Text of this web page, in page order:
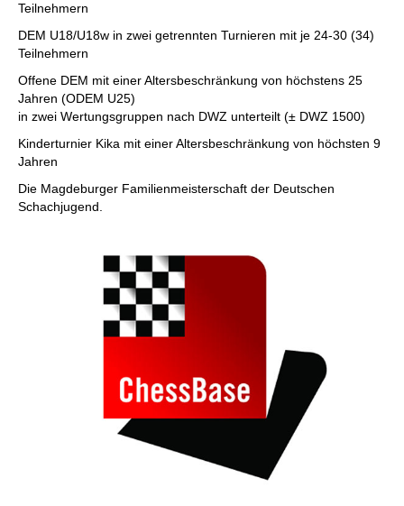
Teilnehmern
DEM U18/U18w in zwei getrennten Turnieren mit je 24-30 (34)
Teilnehmern
Offene DEM mit einer Altersbeschränkung von höchstens 25
Jahren (ODEM U25)
in zwei Wertungsgruppen nach DWZ unterteilt (± DWZ 1500)
Kinderturnier Kika mit einer Altersbeschränkung von höchsten 9
Jahren
Die Magdeburger Familienmeisterschaft der Deutschen
Schachjugend.